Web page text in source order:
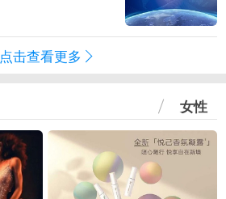
点击查看更多
女性